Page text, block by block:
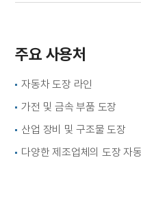
주요 사용처
자동차 도장 라인
가전 및 금속 부품 도장
산업 장비 및 구조물 도장
다양한 제조업체의 도장 자